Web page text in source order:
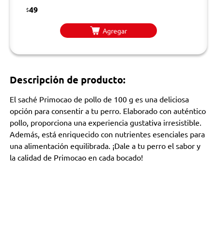
$49
Agregar
Descripción de producto:
El saché Primocao de pollo de 100 g es una deliciosa
opción para consentir a tu perro. Elaborado con auténtico
pollo, proporciona una experiencia gustativa irresistible.
Además, está enriquecido con nutrientes esenciales para
una alimentación equilibrada. ¡Dale a tu perro el sabor y
la calidad de Primocao en cada bocado!